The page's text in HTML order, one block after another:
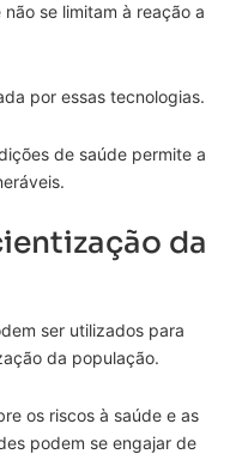
se limitam à reação a
por essas tecnologias.
de saúde permite a
da
ser utilizados para
da população.
os riscos à saúde e as
podem se engajar de